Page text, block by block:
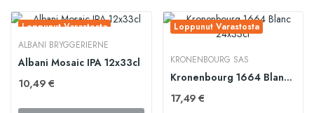
Loppunut Varastosta
ALBANI BRYGGERIERNE
Albani Mosaic IPA 12x33cl
10,49 €
Loppunut Varastosta
KRONENBOURG SAS
Kronenbourg 1664 Blanc 24x33cl
17,49 €